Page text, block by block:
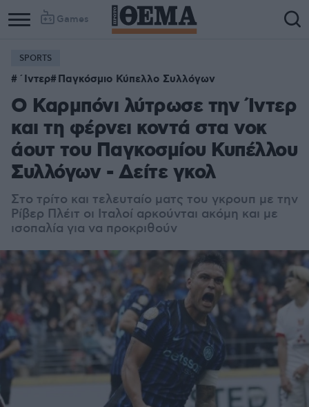
Games
SPORTS
΄Ιντερ Παγκόσμιο Κύπελλο Συλλόγων
Ο Καρμπόνι λύτρωσε την Ίντερ
και τη φέρνει κοντά στα νοκ
άουτ του Παγκοσμίου Κυπέλλου
Συλλόγων - Δείτε γκολ
Στο τρίτο και τελευταίο ματς του γκρουπ με την
Ρίβερ Πλέιτ οι Ιταλοί αρκούνται ακόμη και με
ισοπαλία για να προκριθούν